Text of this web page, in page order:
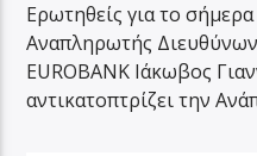
Ερωτηθείς για το
Αναπληρωτής
EUROBANK Ιάκωβος
αντικατοπτρίζει την